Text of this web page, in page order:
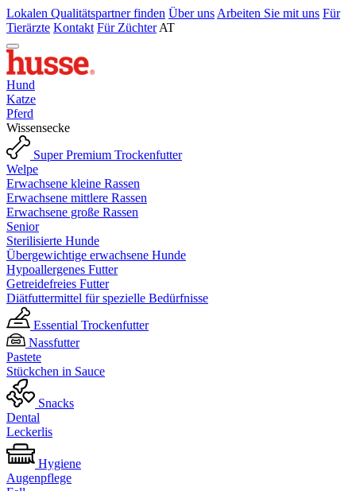
Lokalen Qualitätspartner finden Über uns Arbeiten Sie mit uns Für
Tierärzte Kontakt Für Züchter AT
Hund
Katze
Pferd
Wissensecke
Super Premium Trockenfutter
Welpe
Erwachsene kleine Rassen
Erwachsene mittlere Rassen
Erwachsene große Rassen
Senior
Sterilisierte Hunde
Übergewichtige erwachsene Hunde
Hypoallergenes Futter
Getreidefreies Futter
Diätfuttermittel für spezielle Bedürfnisse
Essential Trockenfutter
Nassfutter
Pastete
Stückchen in Sauce
Snacks
Dental
Leckerlis
Hygiene
Augenpflege